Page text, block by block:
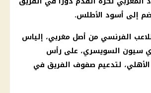
إلى أسود الأطلس.
الفرنسي من أصل مغربي، إلياس
سيون السويسري، على رأس
، لتدعيم صفوف الفريق في